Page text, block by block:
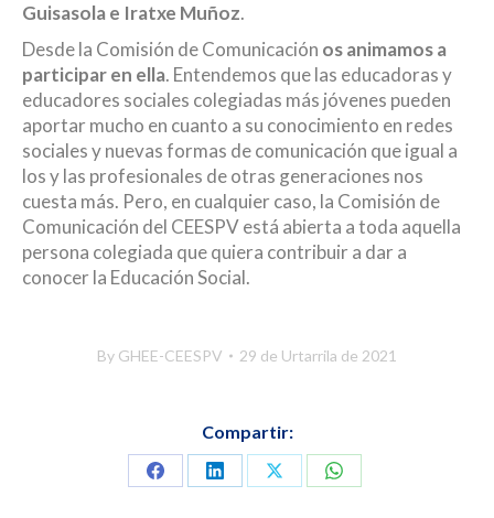
Guisasola e Iratxe Muñoz.
Desde la Comisión de Comunicación os animamos a
participar en ella. Entendemos que las educadoras y
educadores sociales colegiadas más jóvenes pueden
aportar mucho en cuanto a su conocimiento en redes
sociales y nuevas formas de comunicación que igual a
los y las profesionales de otras generaciones nos
cuesta más. Pero, en cualquier caso, la Comisión de
Comunicación del CEESPV está abierta a toda aquella
persona colegiada que quiera contribuir a dar a
conocer la Educación Social.
By GHEE-CEESPV 29 de Urtarrila de 2021
Compartir:
Share
Share
Share
Share